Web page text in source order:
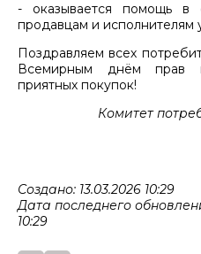
- оказывается помощь в
продавцам и исполнителям
Поздравляем всех
Всемирным днём прав
приятных покупок!
Комитет
Создано: 13.03.2026 10:29
Дата последнего
10:29